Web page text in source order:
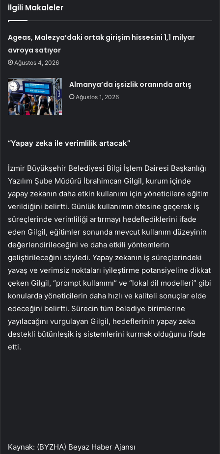
İlgili Makaleler
Ageas, Malezya’daki ortak girişim hissesini 1,1 milyar
avroya satıyor
Ağustos 4, 2026
Almanya’da işsizlik oranında artış
Ağustos 1, 2026
“Yapay zeka ile verimlilik artacak”
İzmir Büyükşehir Belediyesi Bilgi İşlem Dairesi Başkanlığı
Yazılım Şube Müdürü İbrahimcan Gilgil, kurum içinde
yapay zekanın daha etkin kullanımı için yöneticilere eğitim
verildiğini belirtti. Günlük kullanımın ötesine geçerek iş
süreçlerinde verimliliği artırmayı hedeflediklerini ifade
eden Gilgil, eğitimler sonunda mevcut kullanım düzeyinin
değerlendirileceğini ve daha etkili yöntemlerin
geliştirileceğini söyledi. Yapay zekanın iş süreçlerindeki
yavaş ve verimsiz noktaları iyileştirme potansiyeline dikkat
çeken Gilgil, “prompt kullanımı” ve “lokal dil modelleri” gibi
konularda yöneticilerin daha hızlı ve kaliteli sonuçlar elde
edeceğini belirtti. Sürecin tüm belediye birimlerine
yayılacağını vurgulayan Gilgil, hedeflerinin yapay zeka
destekli bütünleşik iş sistemlerini kurmak olduğunu ifade
etti.
Kaynak: (BYZHA) Beyaz Haber Ajansı